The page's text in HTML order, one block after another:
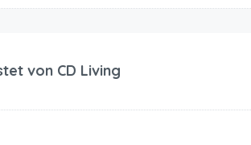
von CD Living